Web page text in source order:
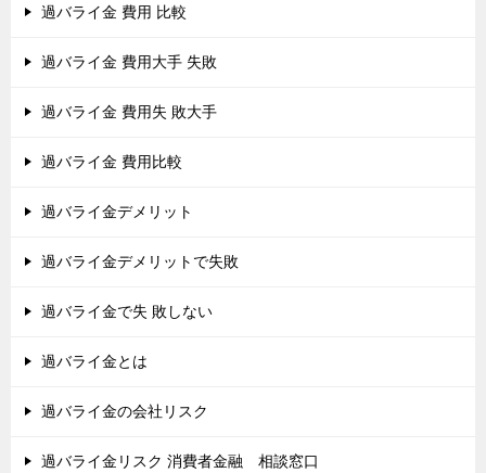
過バライ金 費用 比較
過バライ金 費用大手 失敗
過バライ金 費用失 敗大手
過バライ金 費用比較
過バライ金デメリット
過バライ金デメリットで失敗
過バライ金で失 敗しない
過バライ金とは
過バライ金の会社リスク
過バライ金リスク 消費者金融 相談窓口